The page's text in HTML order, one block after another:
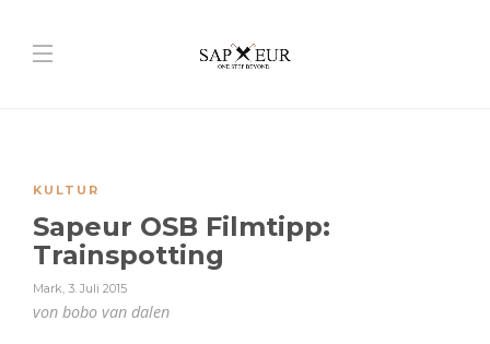
KULTUR
Sapeur OSB Filmtipp:
Trainspotting
Mark, 3. Juli 2015
von bobo van dalen